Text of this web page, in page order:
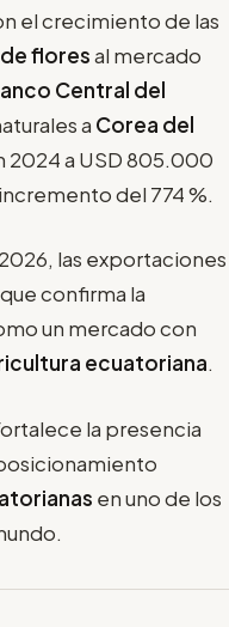
el crecimiento de las
floresal mercado
Central del
a Corea del
2024 a USD 805.000
del 774 %.
las exportaciones
confirma la
un mercado con
ecuatoriana.
la presencia
en uno de los